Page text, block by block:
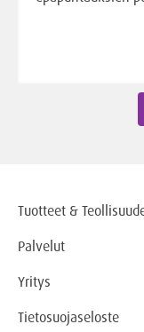
Tuotteet &
Palvelut
Yritys
Tietosuojaseloste